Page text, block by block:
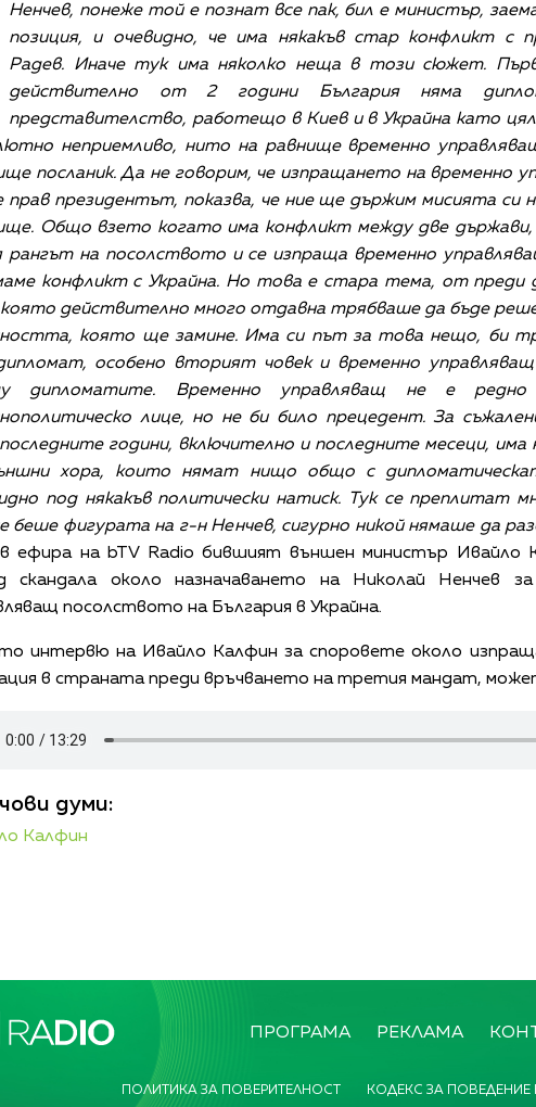
Ненчев, понеже той е познат все пак, бил е министър,
позиция, и очевидно, че има някакъв стар конфликт с
Радев. Иначе тук има няколко неща в този сюжет.
действително от 2 години България няма
представителство, работещо в Киев и в Украйна като
неприемливо, нито на равнище временно
посланик. Да не говорим, че изпращането на временно
прав президентът, показва, че ние ще държим мисията си
Общо взето когато има конфликт между две държави,
рангът на посолството и се изпраща временно
конфликт с Украйна. Но това е стара тема, от преди
действително много отдавна трябваше да бъде
която ще замине. Има си път за това нещо, би
особено вторият човек и временно управляващ
дипломатите. Временно управляващ не е
лице, но не би било прецедент. За
години, включително и последните месеци, има
хора, които нямат нищо общо с
под някакъв политически натиск. Тук се преплитат
беше фигурата на г-н Ненчев, сигурно никой нямаше да
в ефира на bTV Radio бившият външен министър Ивайло
скандала около назначаването на Николай Ненчев за
посолството на България в Украйна.
интервю на Ивайло Калфин за споровете около
в страната преди връчването на третия мандат,
думи:
Калфин
ПРОГРАМА РЕКЛАМА
ПОЛИТИКА ЗА ПОВЕРИТЕЛНОСТ КОДЕКС ЗА